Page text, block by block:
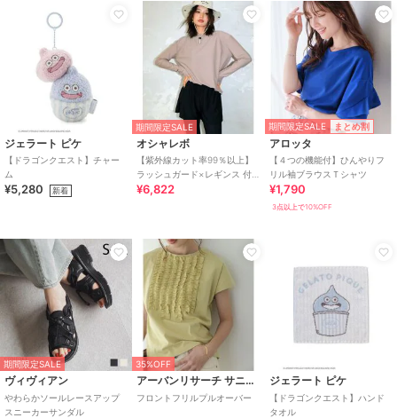
ジェラート ピケ
【ドラゴンクエスト】チャー
ム
¥5,280 新着
期間限定SALE
オシャレボ
【紫外線カット率99％以上】
ラッシュガード×レギンス 付
き タンキニ
¥6,822
期間限定SALE まとめ割
アロッタ
【４つの機能付】ひんやりフ
リル袖ブラウスＴシャツ
¥1,790
3点以上で10%OFF
期間限定SALE
ヴィヴィアン
やわらかソールレースアップ
スニーカーサンダル
35%OFF
アーバンリサーチ サニーレーベル
フロントフリルプルオーバー
ジェラート ピケ
【ドラゴンクエスト】ハンド
タオル